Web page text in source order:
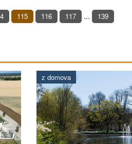
115 116 117 ... 139
z domova